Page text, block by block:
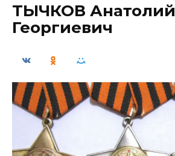
ТЫЧКОВ Анатолий
Георгиевич